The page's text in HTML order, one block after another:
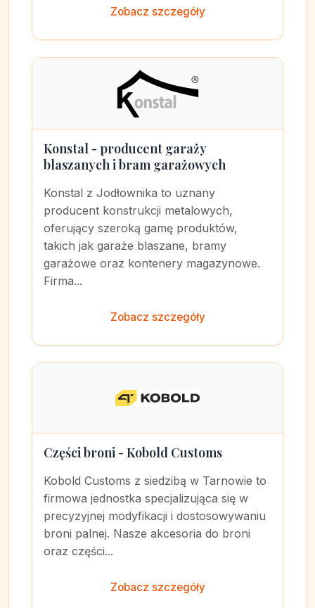
Zobacz szczegóły
Konstal - producent garaży
blaszanych i bram garażowych
Konstal z Jodłownika to uznany
producent konstrukcji metalowych,
oferujący szeroką gamę produktów,
takich jak garaże blaszane, bramy
garażowe oraz kontenery magazynowe.
Firma...
Zobacz szczegóły
Części broni - Kobold Customs
Kobold Customs z siedzibą w Tarnowie to
firmowa jednostka specjalizująca się w
precyzyjnej modyfikacji i dostosowywaniu
broni palnej. Nasze akcesoria do broni
oraz części...
Zobacz szczegóły